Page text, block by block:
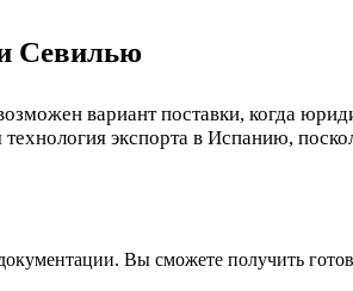
Севилью
вариант поставки, когда
экспорта в Испанию,
Вы сможете получить